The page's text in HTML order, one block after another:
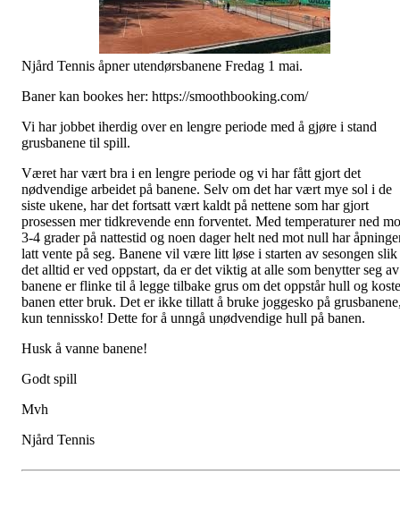
Njård Tennis åpner utendørsbanene Fredag 1 mai.
Baner kan bookes her: https://smoothbooking.com/
Vi har jobbet iherdig over en lengre periode med å gjøre i stand
grusbanene til spill.
Været har vært bra i en lengre periode og vi har fått gjort det
nødvendige arbeidet på banene. Selv om det har vært mye sol i de
siste ukene, har det fortsatt vært kaldt på nettene som har gjort
prosessen mer tidkrevende enn forventet. Med temperaturer ned
3-4 grader på nattestid og noen dager helt ned mot null har
latt vente på seg. Banene vil være litt løse i starten av sesongen slik
det alltid er ved oppstart, da er det viktig at alle som benytter seg av
banene er flinke til å legge tilbake grus om det oppstår hull og
banen etter bruk. Det er ikke tillatt å bruke joggesko på
kun tennissko! Dette for å unngå unødvendige hull på banen.
Husk å vanne banene!
Godt spill
Mvh
Njård Tennis